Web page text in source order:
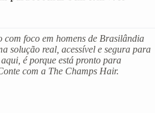
com foco em homens de Brasilândia
solução real, acessível e segura para
é porque está pronto para
com a The Champs Hair.